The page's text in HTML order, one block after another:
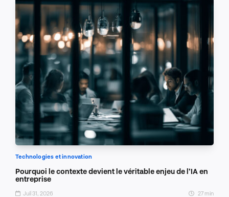
Technologies et innovation
Pourquoi le contexte devient le véritable enjeu de l’IA en
entreprise
Juil 31, 2026 27 min